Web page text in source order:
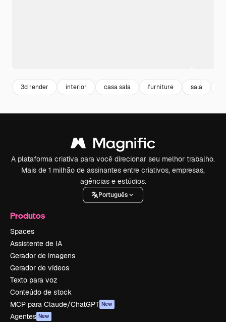
3d render interior casa sala furniture sala
A plataforma criativa para você direcionar seu melhor trabalho.
Mais de 1 milhão de assinantes entre criativos, empresas,
agências e estúdios.
Português
Produtos
Spaces
Assistente de IA
Gerador de imagens
Gerador de vídeos
Texto para voz
Conteúdo de stock
MCP para Claude/ChatGPT New
Agentes New